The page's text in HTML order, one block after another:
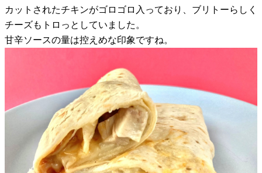
カットされたチキンがゴロゴロ入っており、ブリトーらしく
チーズもトロっとしていました。
甘辛ソースの量は控えめな印象ですね。